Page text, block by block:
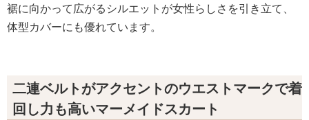
裾に向かって広がるシルエットが女性らしさを引き立て、
体型カバーにも優れています。
二連ベルトがアクセントのウエストマークで着
回し力も高いマーメイドスカート